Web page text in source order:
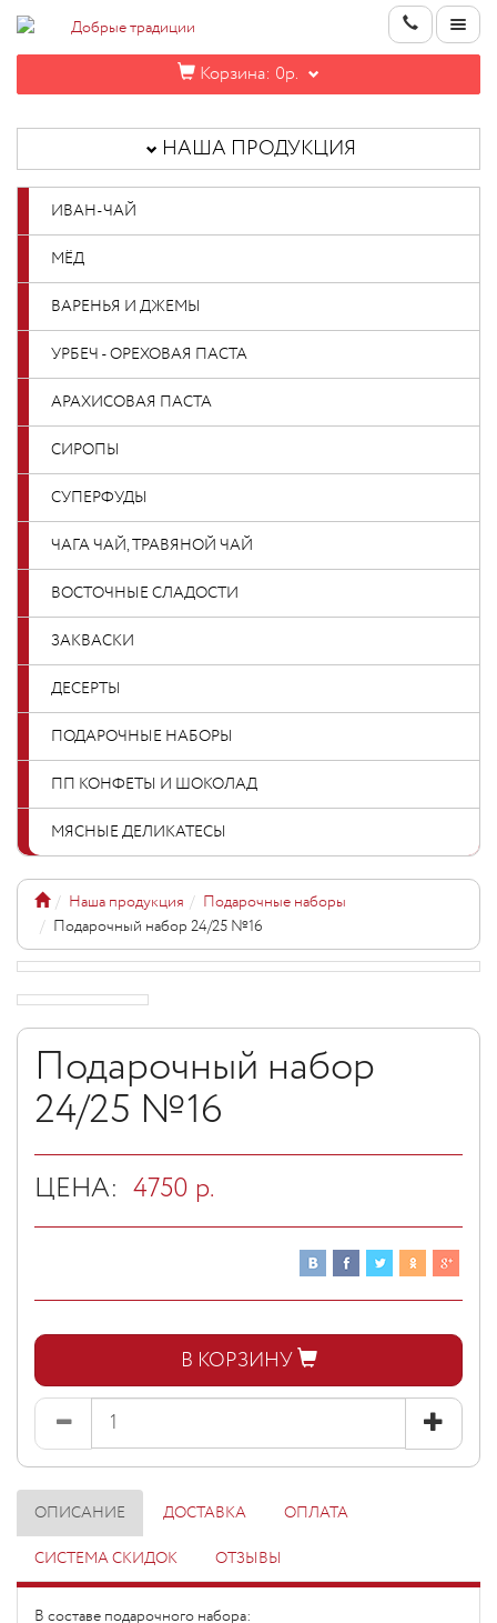
Корзина: 0р.
ИНФОРМАЦИЯ
КОНТАКТЫ
НОВИНКИ
ОПТОВИКАМ
НАША ПРОДУКЦИЯ
ИВАН-ЧАЙ
МЁД
ВАРЕНЬЯ И ДЖЕМЫ
УРБЕЧ - ОРЕХОВАЯ ПАСТА
АРАХИСОВАЯ ПАСТА
СИРОПЫ
СУПЕРФУДЫ
ЧАГА ЧАЙ, ТРАВЯНОЙ ЧАЙ
ВОСТОЧНЫЕ СЛАДОСТИ
ЗАКВАСКИ
ДЕСЕРТЫ
ПОДАРОЧНЫЕ НАБОРЫ
ПП КОНФЕТЫ И ШОКОЛАД
МЯСНЫЕ ДЕЛИКАТЕСЫ
Наша продукция
Подарочные наборы
Подарочный набор 24/25 №16
Подарочный набор
24/25 №16
ЦЕНА: 4750 р.
В КОРЗИНУ
ОПИСАНИЕ ДОСТАВКА ОПЛАТА
СИСТЕМА СКИДОК ОТЗЫВЫ
В составе подарочного набора: